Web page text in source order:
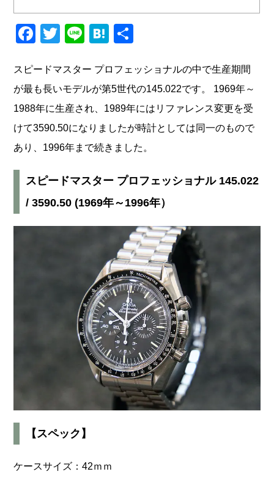
F
c
e
b
o
o
T
tt
er
Li
e
H
e
n
a
スピードマスター プロフェッショナルの中で生産期間
が最も長いモデルが第5世代の145.022です。 1969年～
1988年に生産され、1989年にはリファレンス変更を受
けて3590.50になりましたが時計としては同一のもので
あり、1996年まで続きました。
スピードマスター プロフェッショナル 145.022
/ 3590.50 (1969年～1996年）
【スペック】
ケースサイズ：42ｍｍ